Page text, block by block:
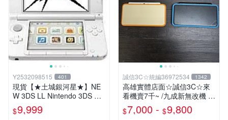
Y2532098515 401
現貨【★土城銀河星★】NE
W 3DS LL Nintendo 3DS XL
上液晶 上螢幕 L.R鍵維修.觸
控螢幕等更換.外殼破裂更換
$9,999
誠信3C☆統編36972534 1342
高雄實體店面☆誠信3C☆來
看機賣7千~ /九成新無改機 任
天堂 原廠 new 2DS LL 主機
可玩3DS DS 遊戲
$7,000 - $9,800